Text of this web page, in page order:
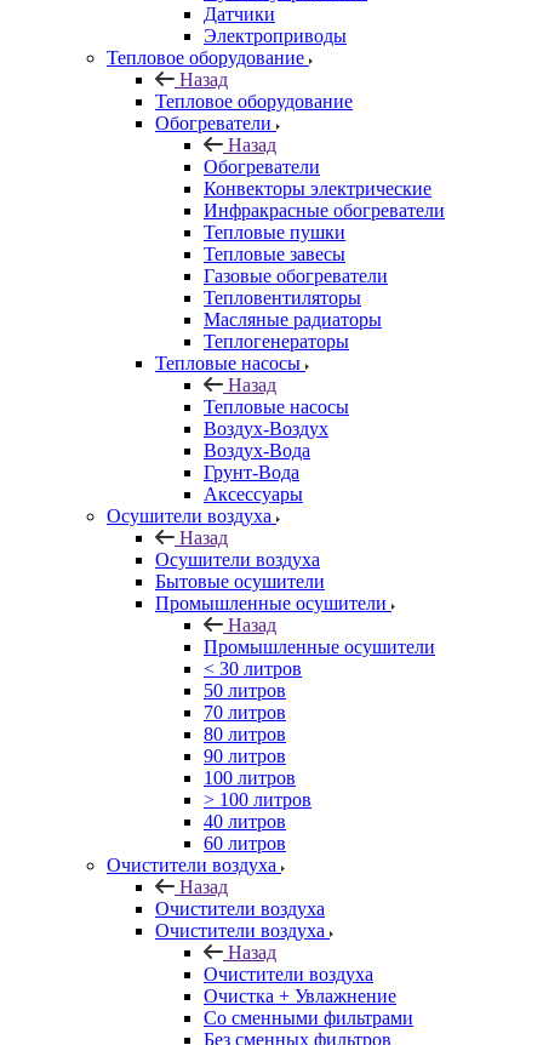
Датчики
Электроприводы
Тепловое оборудование
Назад
Тепловое оборудование
Обогреватели
Назад
Обогреватели
Конвекторы электрические
Инфракрасные обогреватели
Тепловые пушки
Тепловые завесы
Газовые обогреватели
Тепловентиляторы
Масляные радиаторы
Теплогенераторы
Тепловые насосы
Назад
Тепловые насосы
Воздух-Воздух
Воздух-Вода
Грунт-Вода
Аксессуары
Осушители воздуха
Назад
Осушители воздуха
Бытовые осушители
Промышленные осушители
Назад
Промышленные осушители
< 30 литров
50 литров
70 литров
80 литров
90 литров
100 литров
> 100 литров
40 литров
60 литров
Очистители воздуха
Назад
Очистители воздуха
Очистители воздуха
Назад
Очистители воздуха
Очистка + Увлажнение
Cо сменными фильтрами
Без сменных фильтров